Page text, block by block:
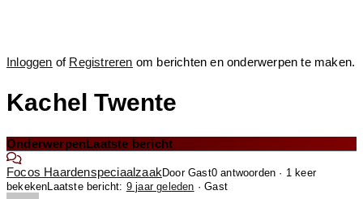
Inloggen of Registreren om berichten en onderwerpen te maken.
Kachel Twente
OnderwerpenLaatste bericht
Focos Haardenspeciaalzaak Door Gast0 antwoorden · 1 keer
bekeken Laatste bericht: 9 jaar geleden · Gast